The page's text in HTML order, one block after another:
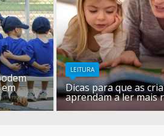
LEITURA
Dicas para que as
aprendam a ler mais